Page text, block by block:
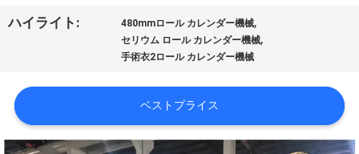
に
つ
ハイライト: 480mmロール カレンダー機械,
セリウム ロール カレンダー機械,
手術衣2ロール カレンダー機械
ベストプライス